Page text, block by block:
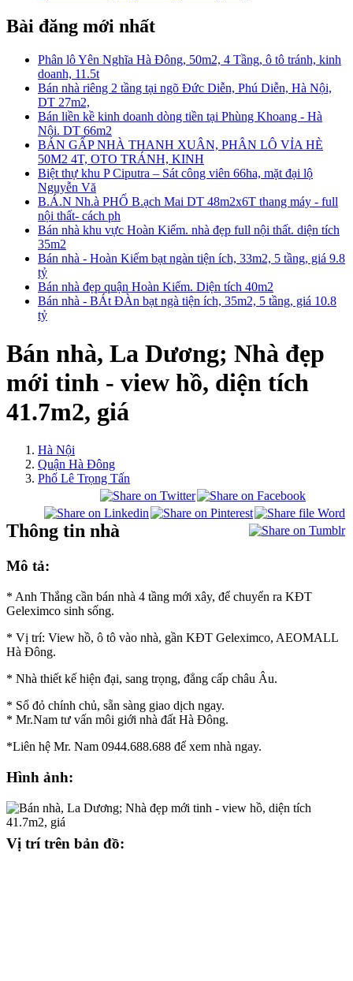
Bài đăng mới nhất
Phân lô Yên Nghĩa Hà Đông, 50m2, 4 Tầng, ô tô tránh, kinh
doanh, 11.5t
Bán nhà riêng 2 tầng tại ngõ Đức Diễn, Phú Diễn, Hà Nội,
DT 27m2,
Bán liền kề kinh doanh dòng tiền tại Phùng Khoang - Hà
Nội. DT 66m2
BÁN GẤP NHÀ THANH XUÂN, PHÂN LÔ VỈA HÈ
50M2 4T, OTO TRÁNH, KINH
Biệt thự khu P Ciputra – Sát công viên 66ha, mặt đại lộ
Nguyễn Vă
B.Á.N Nh.à PHỐ B.ạch Mai DT 48m2x6T thang máy - full
nội thất- cách ph
Bán nhà khu vực Hoàn Kiếm. nhà đẹp full nội thất. diện tích
35m2
Bán nhà - Hoàn Kiếm bạt ngàn tiện ích, 33m2, 5 tầng, giá 9.8
tỷ
Bán nhà đẹp quận Hoàn Kiếm. Diện tích 40m2
Bán nhà - BÁt ĐÀn bạt ngà tiện ích, 35m2, 5 tầng, giá 10.8
tỷ
Bán nhà, La Dương; Nhà đẹp
mới tinh - view hồ, diện tích
41.7m2, giá
Hà Nội
Quận Hà Đông
Phố Lê Trọng Tấn
Thông tin nhà
Mô tả:
* Anh Thắng cần bán nhà 4 tầng mới xây, để chuyển ra KĐT
Geleximco sinh sống.
* Vị trí: View hồ, ô tô vào nhà, gần KĐT Geleximco, AEOMALL
Hà Đông.
* Nhà thiết kế hiện đại, sang trọng, đẳng cấp châu Âu.
* Sổ đỏ chính chủ, sẵn sàng giao dịch ngay.
* Mr.Nam tư vấn môi giới nhà đất Hà Đông.
*Liên hệ Mr. Nam 0944.688.688 để xem nhà ngay.
Hình ảnh:
Vị trí trên bản đồ: